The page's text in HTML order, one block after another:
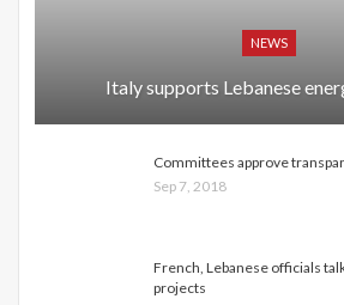
NEWS
Italy supports Lebanese
Committees approve
Sep 7, 2018
French, Lebanese officials
projects